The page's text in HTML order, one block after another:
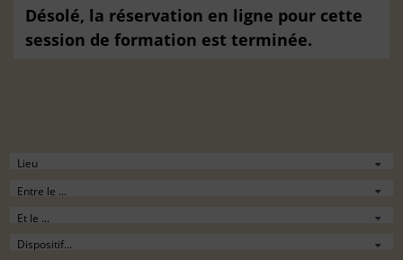
Désolé, la réservation en ligne pour cette
session de formation est terminée.